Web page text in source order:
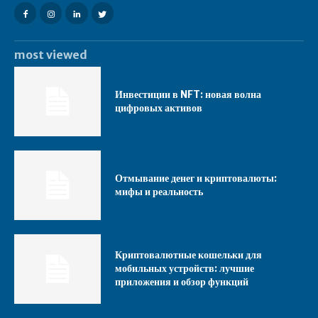
most viewed
Инвестиции в NFT: новая волна
цифровых активов
Отмывание денег и криптовалюты:
мифы и реальность
Криптовалютные кошельки для
мобильных устройств: лучшие
приложения и обзор функций